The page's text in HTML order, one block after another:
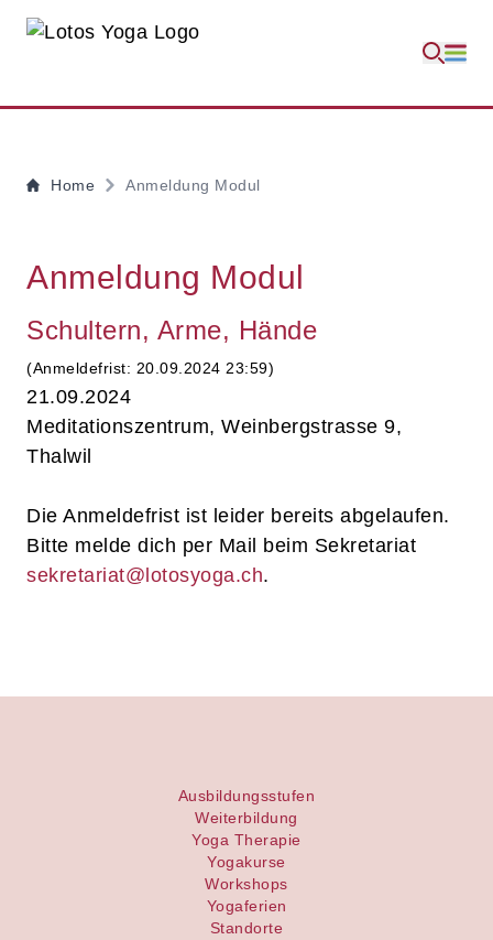
Home Anmeldung Modul
Anmeldung Modul
Schultern, Arme, Hände
(Anmeldefrist: 20.09.2024 23:59)
21.09.2024
Meditationszentrum, Weinbergstrasse 9,
Thalwil
Die Anmeldefrist ist leider bereits abgelaufen.
Bitte melde dich per Mail beim Sekretariat
sekretariat@lotosyoga.ch.
Ausbildungsstufen
Weiterbildung
Yoga Therapie
Yogakurse
Workshops
Yogaferien
Standorte